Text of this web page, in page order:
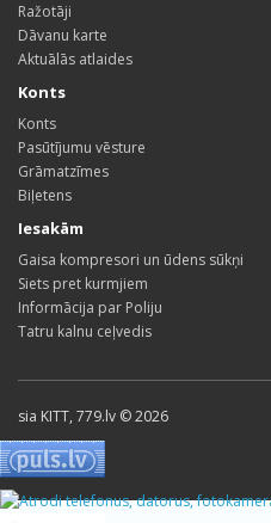
Ražotāji
Dāvanu karte
Aktuālās atlaides
Konts
Konts
Pasūtījumu vēsture
Grāmatzīmes
Biļetens
Iesakām
Gaisa kompresori un ūdens sūkņi
Siets pret kurmjiem
Informācija par Poliju
Tatru kalnu ceļvedis
sia KITT, 779.lv © 2026